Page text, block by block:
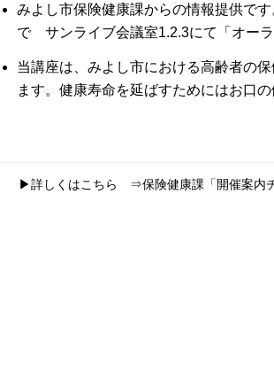
みよし市保険健康課からの情報提供で
で サンライブ会議室1.2.3にて「オーラ
当講座は、みよし市における高齢者の
ます。健康寿命を延ばすためにはお口
▶詳しくはこちら ⇒保険健康課「開催案内